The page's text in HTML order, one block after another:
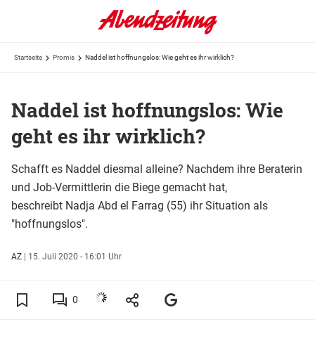
Startseite Promis Naddel ist hoffnungslos: Wie geht es ihr wirklich?
Naddel ist hoffnungslos: Wie
geht es ihr wirklich?
Schafft es Naddel diesmal alleine? Nachdem ihre Beraterin
und Job-Vermittlerin die Biege gemacht hat,
beschreibt Nadja Abd el Farrag (55) ihr Situation als
"hoffnungslos".
AZ | 15. Juli 2020 - 16:01 Uhr
0